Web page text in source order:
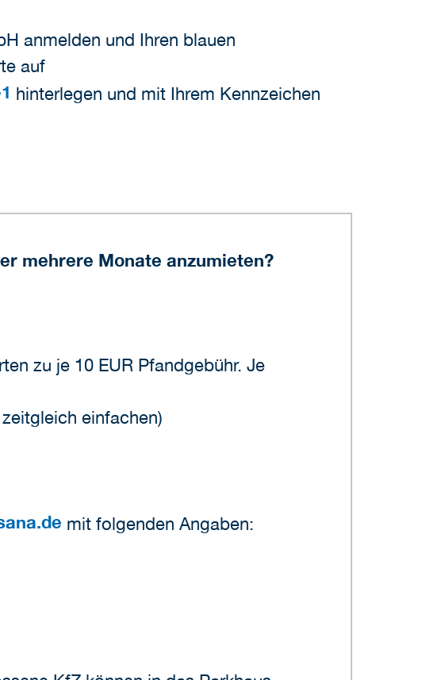
anmelden und Ihren blauen
auf
hinterlegen und mit Ihrem Kennzeichen
mehrere Monate anzumieten?
zu je 10 EUR Pfandgebühr. Je
einfachen)
mit folgenden Angaben: